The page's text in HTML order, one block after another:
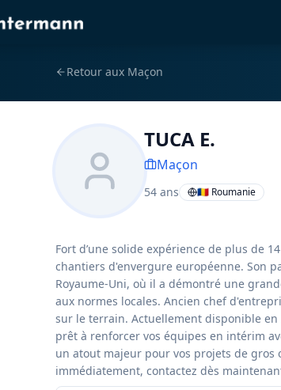
Retour aux Maçon
TUCA E.
Maçon
54 ans 🇷🇴 Roumanie
Fort d’une solide expérience de plus de
chantiers d'envergure européenne. Son
Royaume-Uni, où il a démontré une
aux normes locales. Ancien chef
sur le terrain. Actuellement disponible
prêt à renforcer vos équipes en intérim
un atout majeur pour vos projets de
immédiatement, contactez dès